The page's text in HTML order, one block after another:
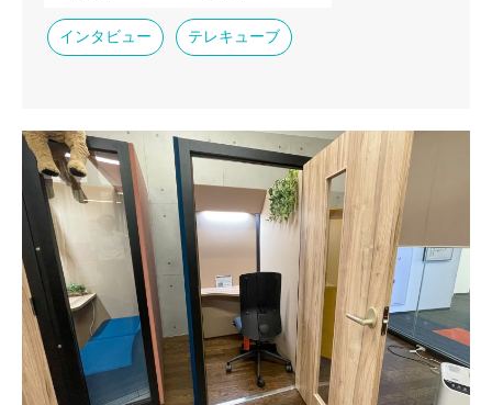
インタビュー テレキューブ